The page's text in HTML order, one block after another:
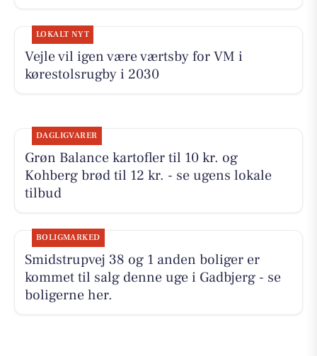
LOKALT NYT
Vejle vil igen være værtsby for VM i
kørestolsrugby i 2030
DAGLIGVARER
Grøn Balance kartofler til 10 kr. og
Kohberg brød til 12 kr. - se ugens lokale
tilbud
BOLIGMARKED
Smidstrupvej 38 og 1 anden boliger er
kommet til salg denne uge i Gadbjerg - se
boligerne her.